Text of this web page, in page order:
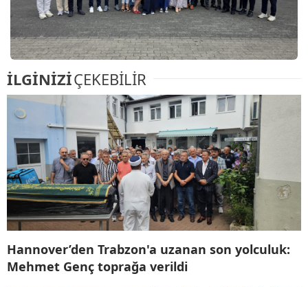
İLGİNİZİÇEKEBİLİR
Hannover’den Trabzon'a uzanan son yolculuk:
Mehmet Genç toprağa verildi